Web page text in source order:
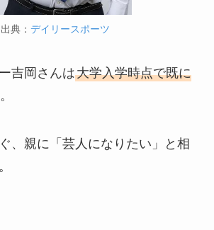
出典： デイリースポーツ
吉岡さんは大学入学時点で既に
、親に「芸人になりたい」と相